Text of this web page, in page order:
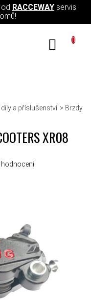
RACCEWAYservis
a příslušenství
Brzdy
XR08
0,0 z 5 hvězdiček.